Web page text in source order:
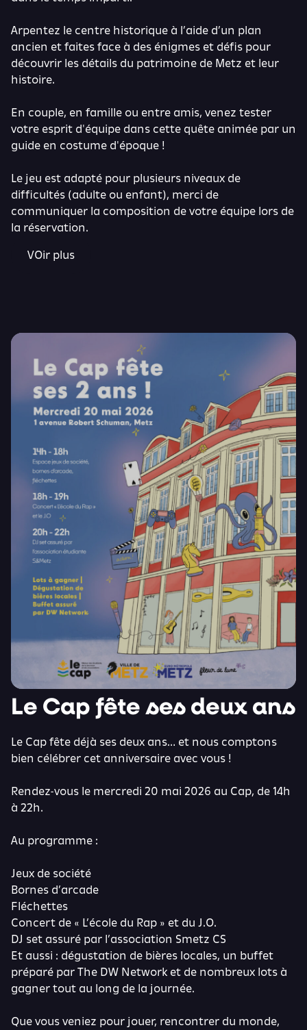
Arpentez le centre historique à l’aide d’un plan
ancien et faites face à des énigmes et défis pour
découvrir les détails du patrimoine de Metz et leur
histoire.
En couple, en famille ou entre amis, venez tester
votre esprit d'équipe dans cette quête animée par un
guide en costume d'époque !
Le jeu est adapté pour plusieurs niveaux de
difficultés (adulte ou enfant), merci de
communiquer la composition de votre équipe lors de
la réservation.
VOir plus
Le Cap fête ses deux ans
Le Cap fête déjà ses deux ans… et nous comptons
bien célébrer cet anniversaire avec vous !
Rendez-vous le mercredi 20 mai 2026 au Cap, de 14h
à 22h.
Au programme :
Jeux de société
Bornes d’arcade
Fléchettes
Concert de « L’école du Rap » et du J.O.
DJ set assuré par l’association Smetz CS
Et aussi : dégustation de bières locales, un buffet
préparé par The DW Network et de nombreux lots à
gagner tout au long de la journée.
Que vous veniez pour jouer, rencontrer du monde,